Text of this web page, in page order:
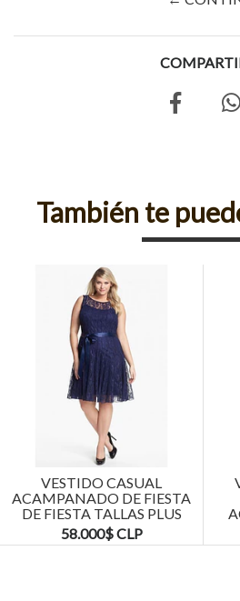
También te
VESTIDO CASUAL
ACAMPANADO DE FIESTA
DE FIESTA TALLAS PLUS
KADRIHEL
58.000$ CLP